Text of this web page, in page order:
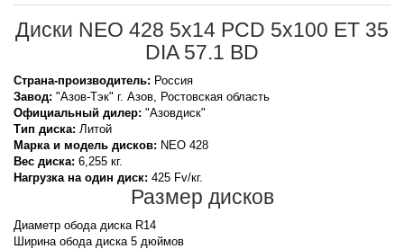
Диски NEO 428 5x14 PCD 5x100 ET 35
DIA 57.1 BD
Страна-производитель: Россия
Завод: "Азов-Тэк" г. Азов, Ростовская область
Официальный дилер: "Азовдиск"
Тип диска: Литой
Марка и модель дисков: NEO 428
Вес диска: 6,255 кг.
Нагрузка на один диск: 425 Fv/кг.
Размер дисков
Диаметр обода диска R14
Ширина обода диска 5 дюймов